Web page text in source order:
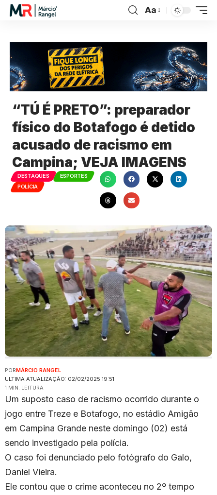
Aa
“TÚ É PRETO”: preparador
físico do Botafogo é detido
acusado de racismo em
Campina; VEJA IMAGENS
DESTAQUES
ESPORTES
POLÍCIA
ULTIMA ATUALIZAÇÃO: 02/02/2025 19:51
PORMÁRCIO RANGEL
1 MIN. LEITURA
Um suposto caso de racismo ocorrido durante o
jogo entre Treze e Botafogo, no estádio Amigão
em Campina Grande neste domingo (02) está
sendo investigado pela polícia.
O caso foi denunciado pelo fotógrafo do Galo,
Daniel Vieira.
Ele contou que o crime aconteceu no 2º tempo